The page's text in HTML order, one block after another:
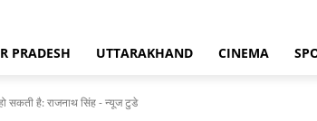
PRADESH UTTARAKHAND CINEMA
सकती है: राजनाथ सिंह - न्यूज टुडे